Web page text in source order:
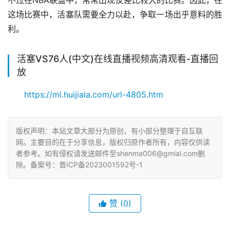
这场比赛中，活塞队需要全力以赴，争取一场出乎意料的胜
利。
活塞VS76人(中文)在线直播视频高清观看-直播回
放
https://ml.huijiala.com/url-4805.htm
版权声明：本站文章大部分为原创，有小部分整理于自互联
网。主要目的在于分享信息，版权归原作者所有，内容仅供读
者参考。如有侵权请发送邮件至shenma006@gmial.com删
除。备案号：晋ICP备2023001592号-1
赞 (0)